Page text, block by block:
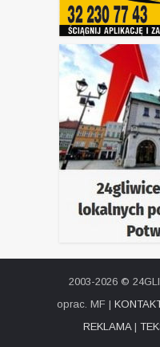
2003-2026 ©
oprac. MF |
REKLAMA|